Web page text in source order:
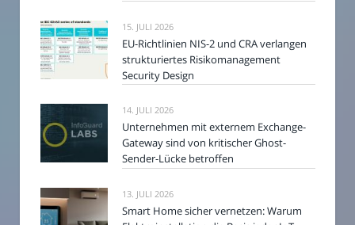
15. JULI 2026
EU-Richtlinien NIS-2 und CRA verlangen
strukturiertes Risikomanagement
Security Design
14. JULI 2026
Unternehmen mit externem Exchange-
Gateway sind von kritischer Ghost-
Sender-Lücke betroffen
13. JULI 2026
Smart Home sicher vernetzen: Warum